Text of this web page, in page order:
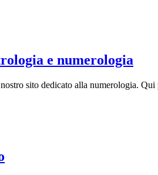
e numerologia
sito dedicato alla numerologia.